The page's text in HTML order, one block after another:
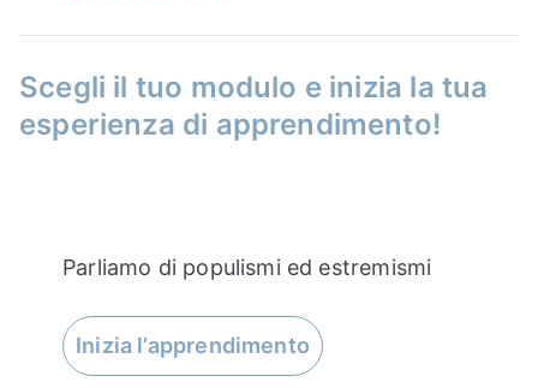
Scegli il tuo modulo e inizia la tua
esperienza di apprendimento!
Parliamo di populismi ed estremismi
Inizia l’apprendimento